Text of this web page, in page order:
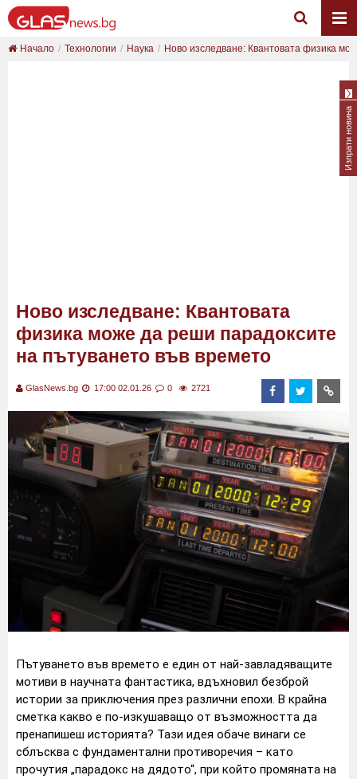
Начало Технологии Наука Ново изследване: Квантовата физика
Ново изследване: Квантовата
физика може да реши парадоксите
на пътуването във времето
GlasNews.bg 17:00 02.01.26 0 2721
Пътуването във времето е един от най-завладяващите
мотиви в научната фантастика, вдъхновил безброй
истории за приключения през различни епохи. В крайна
сметка какво е по-изкушаващо от възможността да
пренапишеш историята? Тази идея обаче винаги се
сблъсква с фундаментални противоречия – като
прочутия „парадокс на дядото“, при който промяната на
Изпрати новина